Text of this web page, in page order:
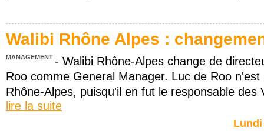
Walibi Rhône Alpes :
MANAGEMENT - Walibi Rhône-Alpes change de
Roo comme General Manager. Luc de Roo
Rhône-Alpes, puisqu'il en fut le responsable des
lire la suite
Lundi